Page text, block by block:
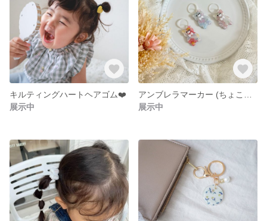
キルティングハートヘアゴム❤️
展示中
展示中